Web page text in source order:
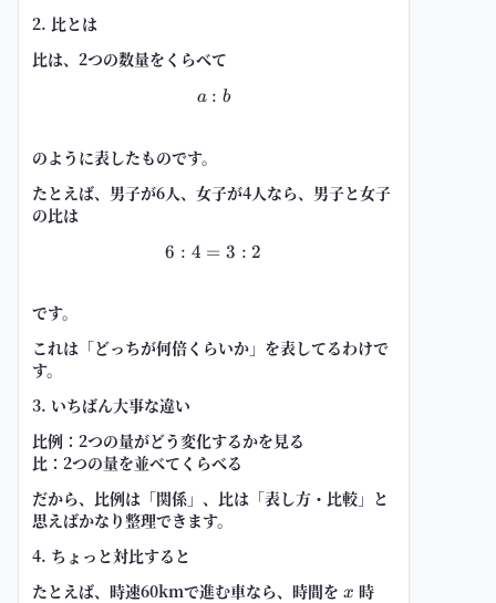
2. 比とは
比は、2つの数量をくらべて
a:b
a : b
のように表したものです。
たとえば、男子が6人、女子が4人なら、男子と女子
の比は
6:4=3:2
6 : 4 = 3 : 2
です。
これは「どっちが何倍くらいか」を表してるわけで
す。
3. いちばん大事な違い
比例 ：2つの量がどう変化するかを見る
比 ：2つの量を並べてくらべる
だから、比例は「関係」、比は「表し方・比較」と
思えばかなり整理できます。
4. ちょっと対比すると
たとえば、時速60kmで進む車なら、時間を x
x 時